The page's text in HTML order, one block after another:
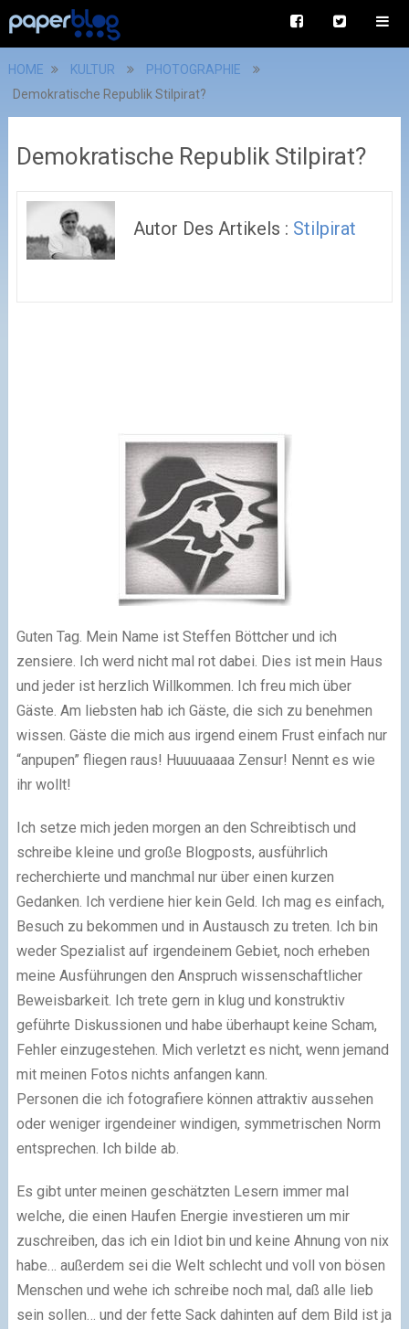
HOME KULTUR
PHOTOGRAPHIE
Demokratische Republik Stilpirat?
Demokratische Republik Stilpirat?
Autor Des Artikels : Stilpirat
Guten Tag. Mein Name ist Steffen Böttcher und ich
zensiere. Ich werd nicht mal rot dabei. Dies ist mein Haus
und jeder ist herzlich Willkommen. Ich freu mich über
Gäste. Am liebsten hab ich Gäste, die sich zu benehmen
wissen. Gäste die mich aus irgend einem Frust einfach nur
“anpupen” fliegen raus! Huuuuaaaa Zensur! Nennt es wie
ihr wollt!
Ich setze mich jeden morgen an den Schreibtisch und
schreibe kleine und große Blogposts, ausführlich
recherchierte und manchmal nur über einen kurzen
Gedanken. Ich verdiene hier kein Geld. Ich mag es einfach,
Besuch zu bekommen und in Austausch zu treten. Ich bin
weder Spezialist auf irgendeinem Gebiet, noch erheben
meine Ausführungen den Anspruch wissenschaftlicher
Beweisbarkeit. Ich trete gern in klug und konstruktiv
geführte Diskussionen und habe überhaupt keine Scham,
Fehler einzugestehen. Mich verletzt es nicht, wenn jemand
mit meinen Fotos nichts anfangen kann.
Personen die ich fotografiere können attraktiv aussehen
oder weniger irgendeiner windigen, symmetrischen Norm
entsprechen. Ich bilde ab.
Es gibt unter meinen geschätzten Lesern immer mal
welche, die einen Haufen Energie investieren um mir
zuschreiben, das ich ein Idiot bin und keine Ahnung von nix
habe… außerdem sei die Welt schlecht und voll von bösen
Menschen und wehe ich schreibe noch mal, daß alle lieb
sein sollen… und der fette Sack dahinten auf dem Bild ist ja